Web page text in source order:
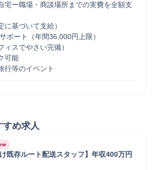
宅ー職場・商談場所までの実費を全額⽀
に基づいて⽀給）
ポート（年間36,000円上限）
ィスでやさい完備）
可能
⾏等のイベント
すめ求人
既存ルート配送スタッフ】年収400万円